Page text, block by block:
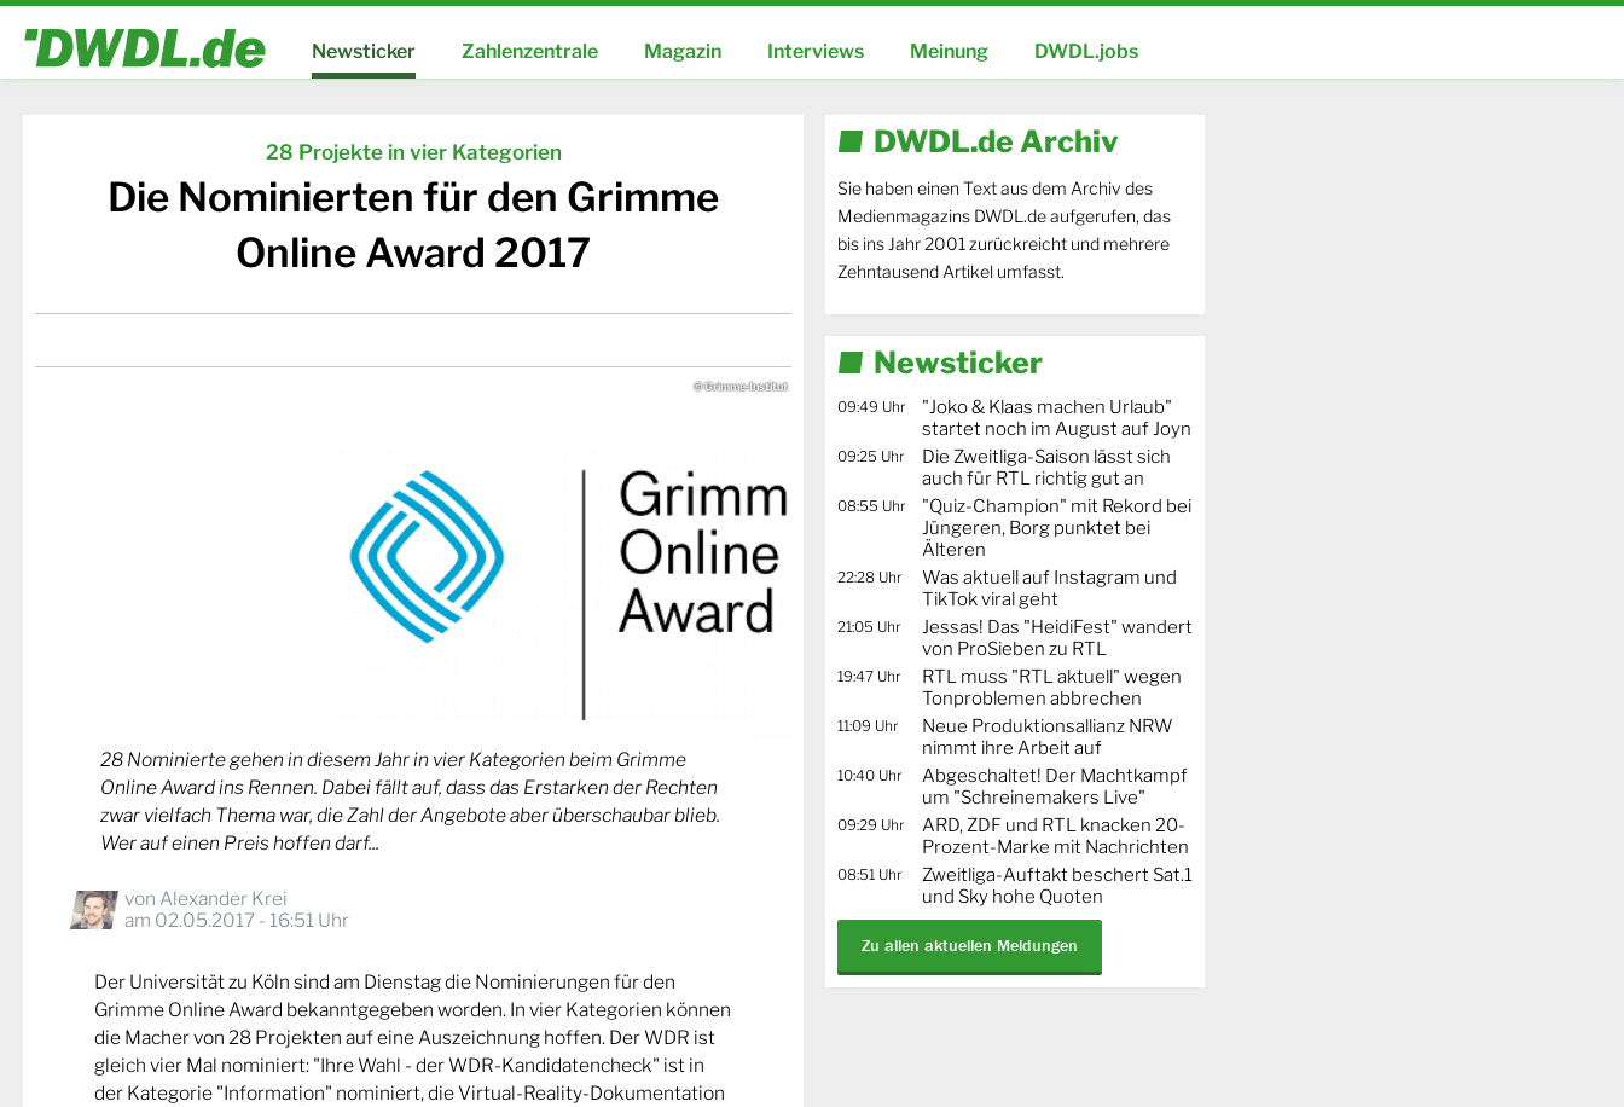
Newsticker Zahlenzentrale Magazin Interviews Meinung DWDL.jobs
28 Projekte in vier Kategorien
Die Nominierten für den Grimme
Online Award 2017
© Grimme-Institut
28 Nominierte gehen in diesem Jahr in vier Kategorien beim Grimme
Online Award ins Rennen. Dabei fällt auf, dass das Erstarken der Rechten
zwar vielfach Thema war, die Zahl der Angebote aber überschaubar blieb.
Wer auf einen Preis hoffen darf...
von Alexander Krei
am 02.05.2017 - 16:51 Uhr
Der Universität zu Köln sind am Dienstag die Nominierungen für den
Grimme Online Award bekanntgegeben worden. In vier Kategorien können
die Macher von 28 Projekten auf eine Auszeichnung hoffen. Der WDR ist
gleich vier Mal nominiert: "Ihre Wahl - der WDR-Kandidatencheck" ist in
der Kategorie "Information" nominiert, die Virtual-Reality-Dokumentation
DWDL.de Archiv
Sie haben einen Text aus dem Archiv des
Medienmagazins DWDL.de aufgerufen, das
bis ins Jahr 2001 zurückreicht und mehrere
Zehntausend Artikel umfasst.
Newsticker
09:49 Uhr
"Joko & Klaas machen Urlaub"
startet noch im August auf Joyn
09:25 Uhr
Die Zweitliga-Saison lässt sich
auch für RTL richtig gut an
08:55 Uhr
"Quiz-Champion" mit Rekord bei
Jüngeren, Borg punktet bei
Älteren
22:28 Uhr
Was aktuell auf Instagram und
TikTok viral geht
21:05 Uhr
Jessas! Das "HeidiFest" wandert
von ProSieben zu RTL
19:47 Uhr
RTL muss "RTL aktuell" wegen
Tonproblemen abbrechen
11:09 Uhr
Neue Produktionsallianz NRW
nimmt ihre Arbeit auf
10:40 Uhr
Abgeschaltet! Der Machtkampf
um "Schreinemakers Live"
09:29 Uhr
ARD, ZDF und RTL knacken 20-
Prozent-Marke mit Nachrichten
08:51 Uhr
Zweitliga-Auftakt beschert Sat.1
und Sky hohe Quoten
Zu allen aktuellen Meldungen